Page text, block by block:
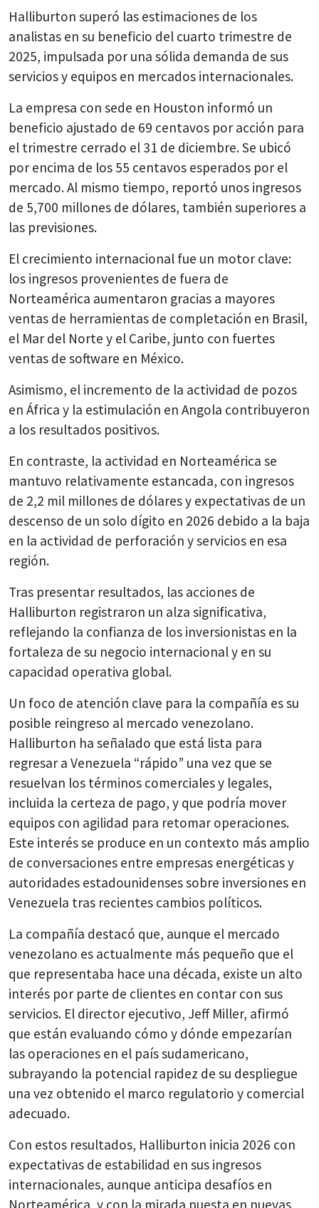
Halliburton superó las estimaciones de los
analistas en su beneficio del cuarto trimestre de
2025, impulsada por una sólida demanda de sus
servicios y equipos en mercados internacionales.
La empresa con sede en Houston informó un
beneficio ajustado de 69 centavos por acción para
el trimestre cerrado el 31 de diciembre. Se ubicó
por encima de los 55 centavos esperados por el
mercado. Al mismo tiempo, reportó unos ingresos
de 5,700 millones de dólares, también superiores a
las previsiones.
El crecimiento internacional fue un motor clave:
los ingresos provenientes de fuera de
Norteamérica aumentaron gracias a mayores
ventas de herramientas de completación en Brasil,
el Mar del Norte y el Caribe, junto con fuertes
ventas de software en México.
Asimismo, el incremento de la actividad de pozos
en África y la estimulación en Angola contribuyeron
a los resultados positivos.
En contraste, la actividad en Norteamérica se
mantuvo relativamente estancada, con ingresos
de 2,2 mil millones de dólares y expectativas de un
descenso de un solo dígito en 2026 debido a la baja
en la actividad de perforación y servicios en esa
región.
Tras presentar resultados, las acciones de
Halliburton registraron un alza significativa,
reflejando la confianza de los inversionistas en la
fortaleza de su negocio internacional y en su
capacidad operativa global.
Un foco de atención clave para la compañía es su
posible reingreso al mercado venezolano.
Halliburton ha señalado que está lista para
regresar a Venezuela “rápido” una vez que se
resuelvan los términos comerciales y legales,
incluida la certeza de pago, y que podría mover
equipos con agilidad para retomar operaciones.
Este interés se produce en un contexto más amplio
de conversaciones entre empresas energéticas y
autoridades estadounidenses sobre inversiones en
Venezuela tras recientes cambios políticos.
La compañía destacó que, aunque el mercado
venezolano es actualmente más pequeño que el
que representaba hace una década, existe un alto
interés por parte de clientes en contar con sus
servicios. El director ejecutivo, Jeff Miller, afirmó
que están evaluando cómo y dónde empezarían
las operaciones en el país sudamericano,
subrayando la potencial rapidez de su despliegue
una vez obtenido el marco regulatorio y comercial
adecuado.
Con estos resultados, Halliburton inicia 2026 con
expectativas de estabilidad en sus ingresos
internacionales, aunque anticipa desafíos en
Norteamérica, y con la mirada puesta en nuevas